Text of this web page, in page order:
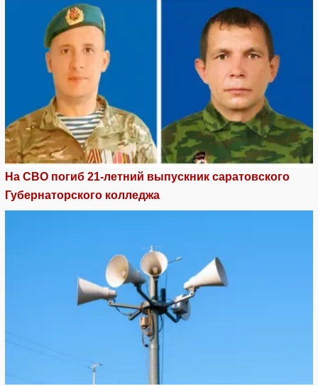
На СВО погиб 21-летний выпускник саратовского
Губернаторского колледжа